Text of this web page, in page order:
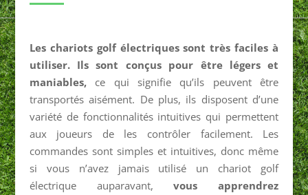
Les chariots golf électriques sont très faciles à
utiliser. Ils sont conçus pour être légers et
maniables,ce qui signifie qu’ils peuvent être
transportés aisément. De plus, ils disposent d’une
variété de fonctionnalités intuitives qui permettent
aux joueurs de les contrôler facilement. Les
commandes sont simples et intuitives, donc même
si vous n’avez jamais utilisé un chariot golf
électrique auparavant,vous apprendrez